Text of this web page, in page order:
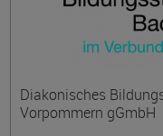
Diakonisches
Vorpommern gGmbH